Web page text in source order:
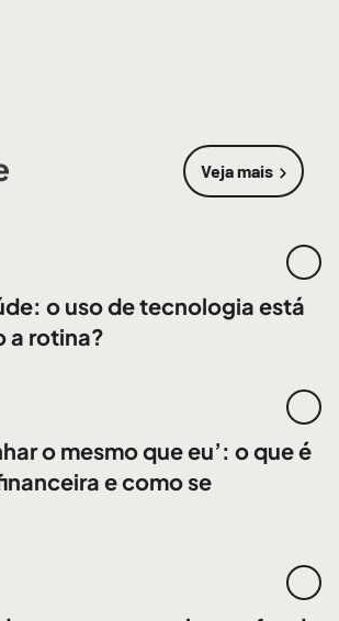
Veja mais
sobre Vida
o uso de tecnologia está
a rotina?
o mesmo que eu’: o que é
e como se